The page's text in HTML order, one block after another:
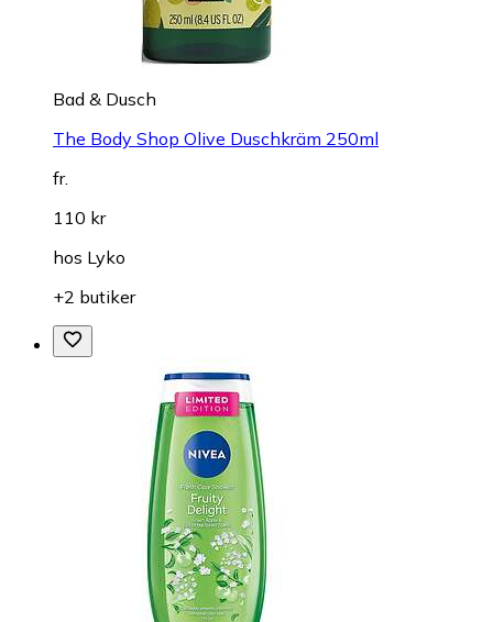
Bad & Dusch
The Body Shop Olive Duschkräm 250ml
fr.
110 kr
hos Lyko
+2 butiker